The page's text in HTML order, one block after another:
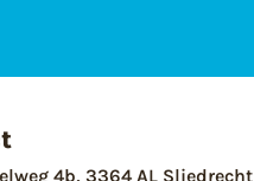
4b, 3364 AL Sliedrecht